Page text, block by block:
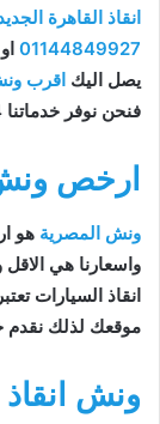
انقاذ القاهرة
01144849927 او
يصل اليك اقرب
فنحن نوفر خدماتنا 24 ساعة علي مدار اليوم.
ارخص ونش
ونش المصرية هو
واسعارنا هي
انقاذ السيارات
موقعك لذلك نقدم
ونش انقاذ